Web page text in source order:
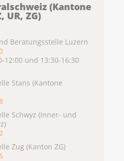
(Kantone
UR, ZG)
Beratungsstelle Luzern
12:00 und 13:30-16:30
Stans (Kantone
Schwyz (Inner- und
Zug (Kanton ZG)